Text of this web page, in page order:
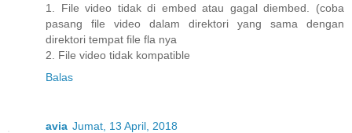
1. File video tidak di embed atau gagal diembed. (coba
pasang file video dalam direktori yang sama dengan
direktori tempat file fla nya
2. File video tidak kompatible
Balas
avia Jumat, 13 April, 2018